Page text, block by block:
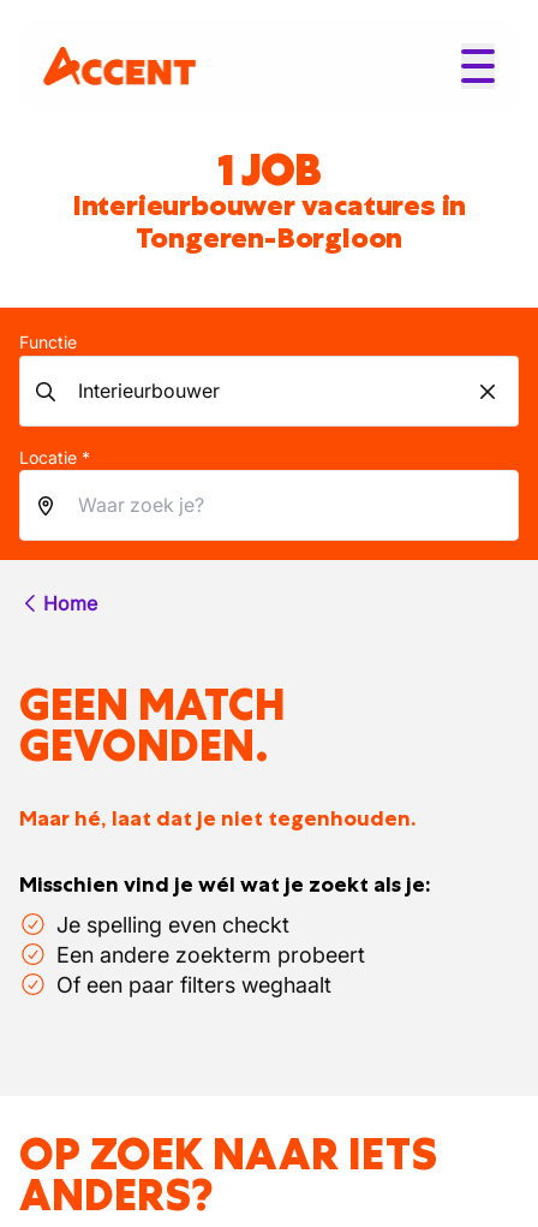
1 JOB
Interieurbouwer vacatures in
Tongeren-Borgloon
Functie
Locatie *
Home
GEEN MATCH
GEVONDEN.
Maar hé, laat dat je niet tegenhouden.
Misschien vind je wél wat je zoekt als je:
Je spelling even checkt
Een andere zoekterm probeert
Of een paar filters weghaalt
OP ZOEK NAAR IETS
ANDERS?